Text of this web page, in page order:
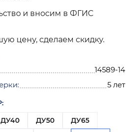
и вносим в ФГИС
цену, сделаем скидку.
14589-14
5 лет
ДУ40 ДУ50
ДУ65